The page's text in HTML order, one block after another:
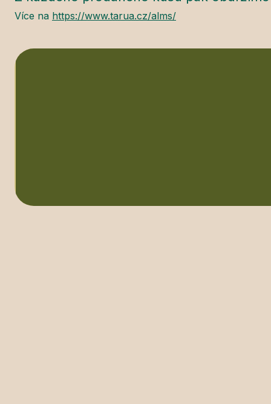
Více na https://www.tarua.cz/alms/